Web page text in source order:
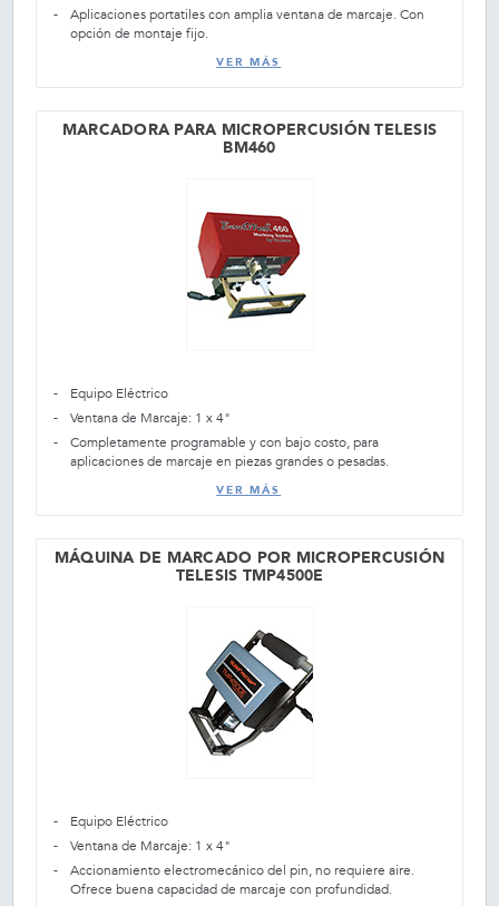
Aplicaciones portatiles con amplia ventana de marcaje. Con
opción de montaje fijo.
VER MÁS
MARCADORA PARA MICROPERCUSIÓN TELESIS
BM460
Equipo Eléctrico
Ventana de Marcaje: 1 x 4"
Completamente programable y con bajo costo, para
aplicaciones de marcaje en piezas grandes o pesadas.
VER MÁS
MÁQUINA DE MARCADO POR MICROPERCUSIÓN
TELESIS TMP4500E
Equipo Eléctrico
Ventana de Marcaje: 1 x 4"
Accionamiento electromecánico del pin, no requiere aire.
Ofrece buena capacidad de marcaje con profundidad.